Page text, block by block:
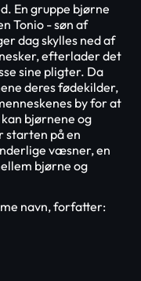
En gruppe bjørne
Tonio - søn af
dag skylles ned af
efterlader det
sine pligter. Da
deres fødekilder,
by for at
bjørnene og
starten på en
væsner, en
bjørne og
navn, forfatter: